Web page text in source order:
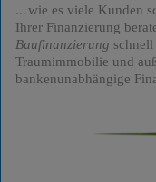
wie es viele Kunden
Ihrer Finanzierung
Baufinanzierung
Traumimmobilie und
bankenunabhängige